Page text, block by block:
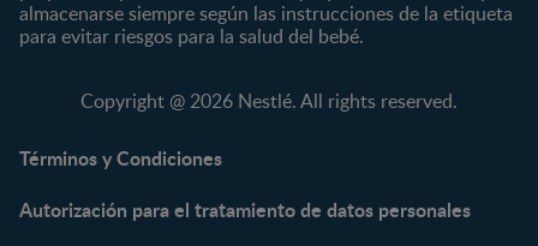
KLIM®
NAN® 3
NAN® Optipro® 3
NAN® Supreme 3
NESTUM®
Fórmulas Infantiles
almacenarse siempre según las instrucciones de la etiqueta
para evitar riesgos para la salud del bebé.
Copyright @ 2026 Nestlé. All rights reserved.
Términos y Condiciones
Autorización para el tratamiento de datos personales